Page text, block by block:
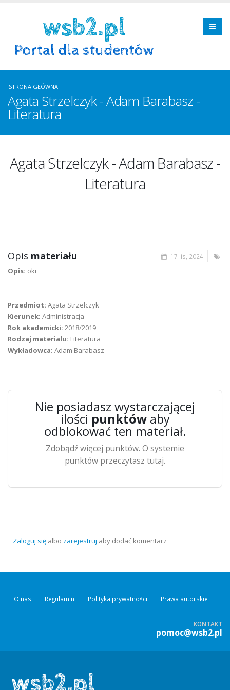
STRONA GŁÓWNA
Agata Strzelczyk - Adam Barabasz -
Literatura
Agata Strzelczyk - Adam Barabasz -
Literatura
17 lis, 2024
Opis materiału
Opis: oki
Przedmiot: Agata Strzelczyk
Kierunek: Administracja
Rok akademicki: 2018/2019
Rodzaj materialu: Literatura
Wykładowca: Adam Barabasz
Nie posiadasz wystarczającej
ilości punktówaby
odblokować ten materiał.
Zdobądź więcej punktów. O systemie
punktów przeczytasz tutaj.
Zaloguj się albo zarejestruj aby dodać komentarz
O nas Regulamin Polityka prywatności Prawa autorskie
KONTAKT
pomoc@wsb2.pl